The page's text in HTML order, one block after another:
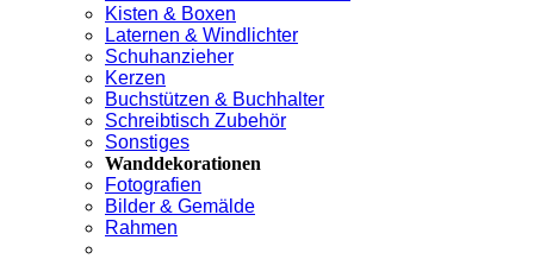
Kisten & Boxen
Laternen & Windlichter
Schuhanzieher
Kerzen
Buchstützen & Buchhalter
Schreibtisch Zubehör
Sonstiges
Wanddekorationen
Fotografien
Bilder & Gemälde
Rahmen